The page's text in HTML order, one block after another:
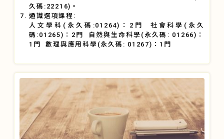
久碼:22216)。
通識選項課程:
人文學科(永久碼:01264)：2門 社會科學(永久
碼:01265)：2門 自然與生命科學(永久碼: 01266)：
1門 數理與應用科學(永久碼: 01267)：1門